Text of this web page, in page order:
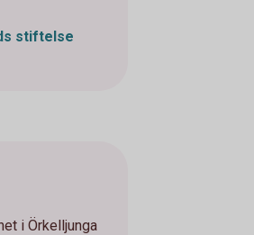
stiftelse
i Örkelljunga